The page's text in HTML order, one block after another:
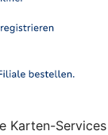
Karten-Services